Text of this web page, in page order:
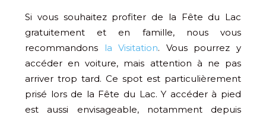
Si vous souhaitez profiter de la Fête du Lac
gratuitement et en famille, nous vous
recommandons
la Visitation. Vous pourrez y
accéder en voiture, mais attention à ne pas
arriver trop tard. Ce spot est particulièrement
prisé lors de la Fête du Lac. Y accéder à pied
est aussi envisageable, notamment depuis